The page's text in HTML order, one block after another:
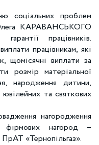
соціальних проблем
КАРАВАНСЬКОГО
працівників.
працівникам, які
щомісячні виплати за
розмір матеріальної
народження дитини,
та святкових
нагородження
фірмових нагород –
«Тернопільгаз».